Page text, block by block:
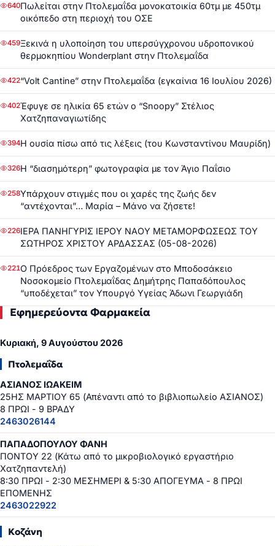
640Πωλείται στην Πτολεμαΐδα μονοκατοικία 60τμ με 450τμ
οικόπεδο στη περιοχή του ΟΣΕ
459Ξεκινά η υλοποίηση του υπερσύγχρονου υδροπονικού
θερμοκηπίου Wonderplant στην Πτολεμαΐδα
422“Volt Cantine” στην Πτολεμαΐδα (εγκαίνια 16 Ιουλίου 2026)
402Έφυγε σε ηλικία 65 ετών ο “Snoopy” Στέλιος
Χατζηπαναγιωτίδης
394Η ουσία πίσω από τις λέξεις (του Κωνσταντίνου Μαυρίδη)
326Η “διασημότερη” φωτογραφία με τον Άγιο Παΐσιο
258Υπάρχουν στιγμές που οι χαρές της ζωής δεν
“αντέχονται”… Μαρία – Μάνο να ζήσετε!
226ΙΕΡΑ ΠΑΝΗΓΥΡΙΣ ΙΕΡΟΥ ΝΑΟΥ ΜΕΤΑΜΟΡΦΩΣΕΩΣ ΤΟΥ
ΣΩΤΗΡΟΣ ΧΡΙΣΤΟΥ ΑΡΔΑΣΣΑΣ (05-08-2026)
221Ο Πρόεδρος των Εργαζομένων στο Μποδοσάκειο
Νοσοκομείο Πτολεμαΐδας Δημήτρης Παπαδόπουλος
“υποδέχεται” τον Υπουργό Υγείας Άδωνι Γεωργιάδη
Εφημερεύοντα Φαρμακεία
Κυριακή, 9 Αυγούστου 2026
Πτολεμαΐδα
ΑΣΙΑΝΟΣ ΙΩΑΚΕΙΜ
25ΗΣ ΜΑΡΤΙΟΥ 65 (Απέναντι από το βιβλιοπωλείο ΑΣΙΑΝΟΣ)
8 ΠΡΩΙ - 9 ΒΡΑΔΥ
2463026144
ΠΑΠΑΔΟΠΟΥΛΟΥ ΦΑΝΗ
ΠΟΝΤΟΥ 22 (Κάτω από το μικροβιολογικό εργαστήριο
Χατζηπαντελή)
8:30 ΠΡΩΙ - 2:30 ΜΕΣΗΜΕΡΙ & 5:30 ΑΠΟΓΕΥΜΑ - 8 ΠΡΩΙ
ΕΠΟΜΕΝΗΣ
2463022922
Κοζάνη